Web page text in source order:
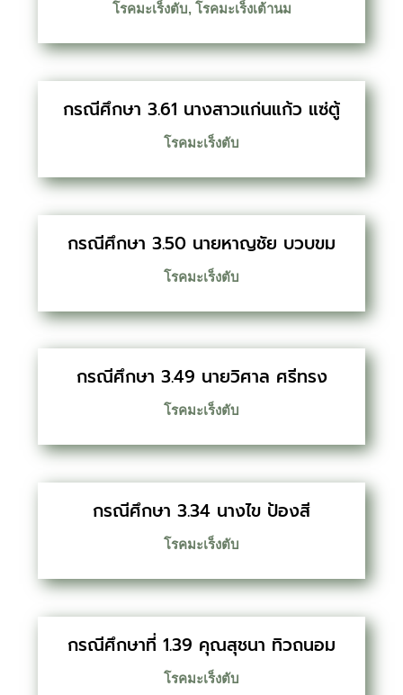
โรคมะเร็งตับ, โรคมะเร็งเต้านม
กรณีศึกษา 3.61 นางสาวแก่นแก้ว แซ่ตู้
โรคมะเร็งตับ
กรณีศึกษา 3.50 นายหาญชัย บวบขม
โรคมะเร็งตับ
กรณีศึกษา 3.49 นายวิศาล ศรีทรง
โรคมะเร็งตับ
กรณีศึกษา 3.34 นางไข ป้องสี
โรคมะเร็งตับ
กรณีศึกษาที่ 1.39 คุณสุชนา ทิวถนอม
โรคมะเร็งตับ